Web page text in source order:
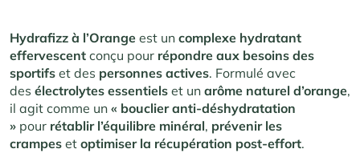
Hydrafizz à l’Orange est un complexe hydratant
effervescent conçu pour répondre aux besoins des
sportifs et des personnes actives. Formulé avec
des électrolytes essentiels et un arôme naturel d’orange,
il agit comme un « bouclier anti-déshydratation
» pour rétablir l’équilibre minéral, prévenir les
crampes et optimiser la récupération post-effort.